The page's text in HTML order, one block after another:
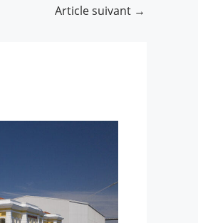
Article suivant →